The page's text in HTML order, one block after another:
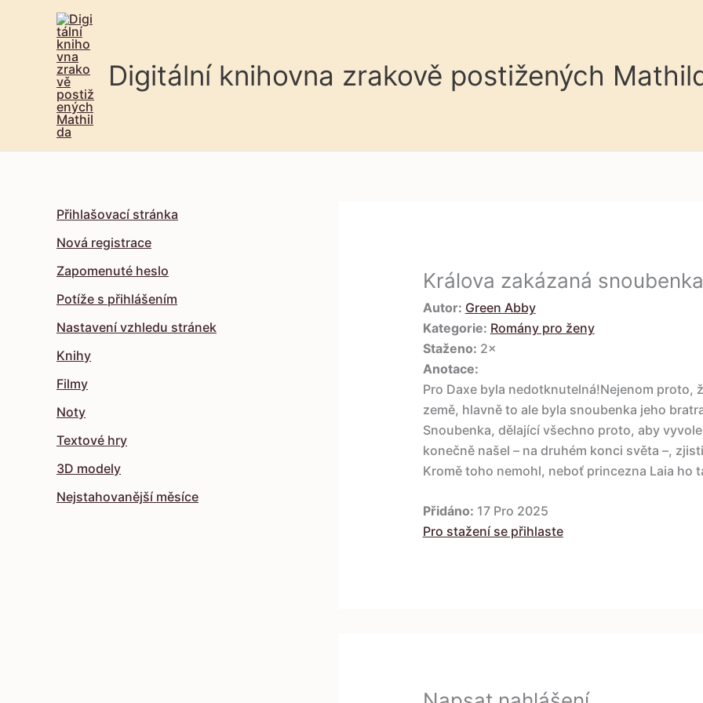
Digitální knihovna zrakově postižených
Přihlašovací stránka
Nová registrace
Zapomenuté heslo
Potíže s přihlášením
Nastavení vzhledu stránek
Knihy
Filmy
Noty
Textové hry
3D modely
Nejstahovanější měsíce
Králova zakázaná snoubenka
Autor: Green Abby
Kategorie: Romány pro ženy
Staženo: 2×
Anotace:
Pro Daxe byla nedotknutelná!Nejenom proto,
země, hlavně to ale byla snoubenka jeho
Snoubenka, dělající všechno proto, aby
konečně našel – na druhém konci světa –,
Kromě toho nemohl, neboť princezna Laia ho
Přidáno: 17 Pro 2025
Pro stažení se přihlaste